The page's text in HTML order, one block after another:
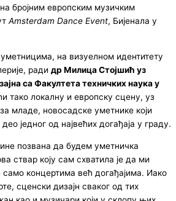
бројним европским музичким
Amsterdam Dance Event, Бијенала у
на визуелном идентитету
ради др Милица Стојшић уз
са Факултета техничких наука у
тако локалну и европску сцену, уз
младе, новосадске уметнике који
једног од највећих догађаја у граду.
позвана да будем уметничка
ствар коју сам схватила је да ми
концертима већ догађајима. Иако
сценски дизајн сваког од тих